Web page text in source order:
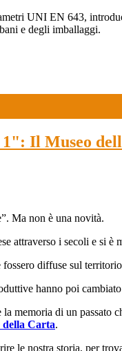
UNI EN 643,
e degli imballaggi.
Il Museo
Ma non è una novità.
i secoli e si è
diffuse sul
hanno poi
memoria di un
della Carta.
le nostra storia, per